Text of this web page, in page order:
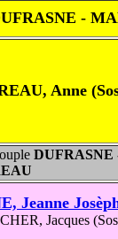
-
Anne
DUFRASNE
Jeanne
Jacques